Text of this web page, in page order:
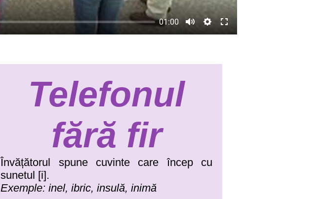
01:00
Telefonul
fără fir
Învățătorul spune cuvinte care încep cu
sunetul [i].
Exemple: inel, ibric, insulă, inimă